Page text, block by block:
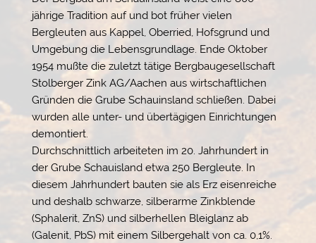
jährige Tradition auf und bot früher vielen
Bergleuten aus Kappel, Oberried, Hofsgrund und
Umgebung die Lebensgrundlage. Ende Oktober
1954 mußte die zuletzt tätige Bergbaugesellschaft
Stolberger Zink AG/Aachen aus wirtschaftlichen
Gründen die Grube Schauinsland schließen. Dabei
wurden alle unter- und übertägigen Einrichtungen
demontiert.
Durchschnittlich arbeiteten im 20. Jahrhundert in
der Grube Schauisland etwa 250 Bergleute. In
diesem Jahrhundert bauten sie als Erz eisenreiche
und deshalb schwarze, silberarme Zinkblende
(Sphalerit, ZnS) und silberhellen Bleiglanz ab
(Galenit, PbS) mit einem Silbergehalt von ca. 0,1%.